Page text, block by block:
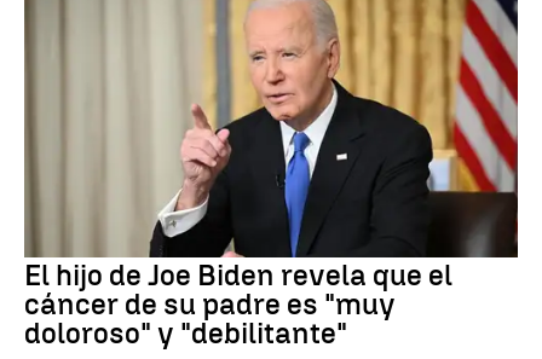
El hijo de Joe Biden revela que el
cáncer de su padre es "muy
doloroso" y "debilitante"